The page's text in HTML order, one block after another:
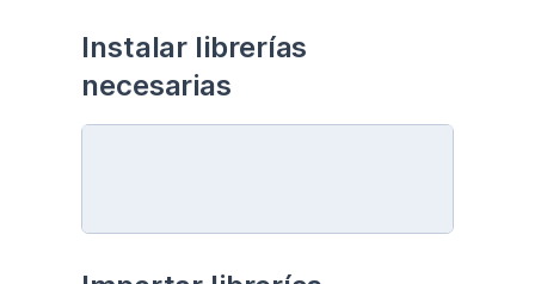
Instalar librerías
necesarias